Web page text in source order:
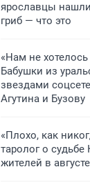
ярославцы
гриб — что это
«Нам не
Бабушки из
звездами
Агутина и Бузову
«Плохо, как
таролог о судьбе
жителей в августе